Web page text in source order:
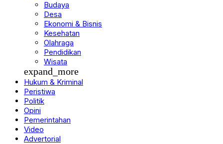
Budaya
Desa
Ekonomi & Bisnis
Kesehatan
Olahraga
Pendidikan
Wisata
expand_more
Hukum & Kriminal
Peristiwa
Politik
Opini
Pemerintahan
Video
Advertorial